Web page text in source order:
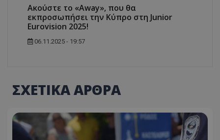
Ακούστε το «Away», που θα
εκπροσωπήσει την Κύπρο στη Junior
Eurovision 2025!
06.11.2025 - 19:57
ΣΧΕΤΙΚΑ ΑΡΘΡΑ